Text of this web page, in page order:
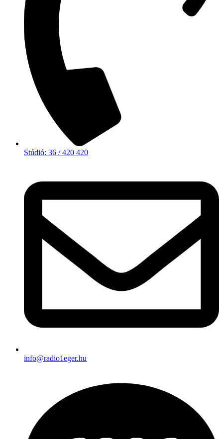
Stúdió: 36 / 420 420
info@radio1eger.hu